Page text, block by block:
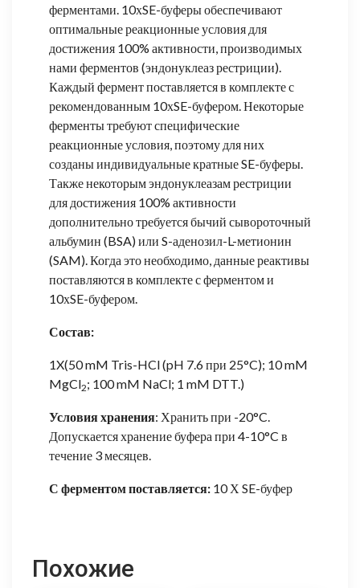
ферментами. 10хSE-буферы обеспечивают
оптимальные реакционные условия для
достижения 100% активности, производимых
нами ферментов (эндонуклеаз рестриции).
Каждый фермент поставляется в комплекте с
рекомендованным 10хSE-буфером. Некоторые
ферменты требуют специфические
реакционные условия, поэтому для них
созданы индивидуальные кратные SE-буферы.
Также некоторым эндонуклеазам рестриции
для достижения 100% активности
дополнительно требуется бычий сывороточный
альбумин (BSA) или S-аденозил-L-метионин
(SAM). Когда это необходимо, данные реактивы
поставляются в комплекте с ферментом и
10хSE-буфером.
Состав:
1X(50 mM Tris-HCl (pH 7.6 при 25°C); 10 mM
MgCl2; 100 mM NaCl; 1 mM DTT.)
Условия хранения: Хранить при -20°C.
Допускается хранение буфера при 4-10°C в
течение 3 месяцев.
С ферментом поставляется: 10 Х SE-буфер
Похожие